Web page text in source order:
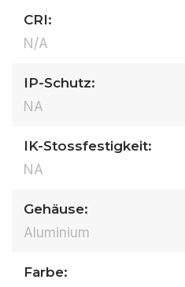
CRI:
N/A
IP-Schutz:
NA
IK-Stossfestigkeit:
NA
Gehäuse:
Aluminium
Farbe: